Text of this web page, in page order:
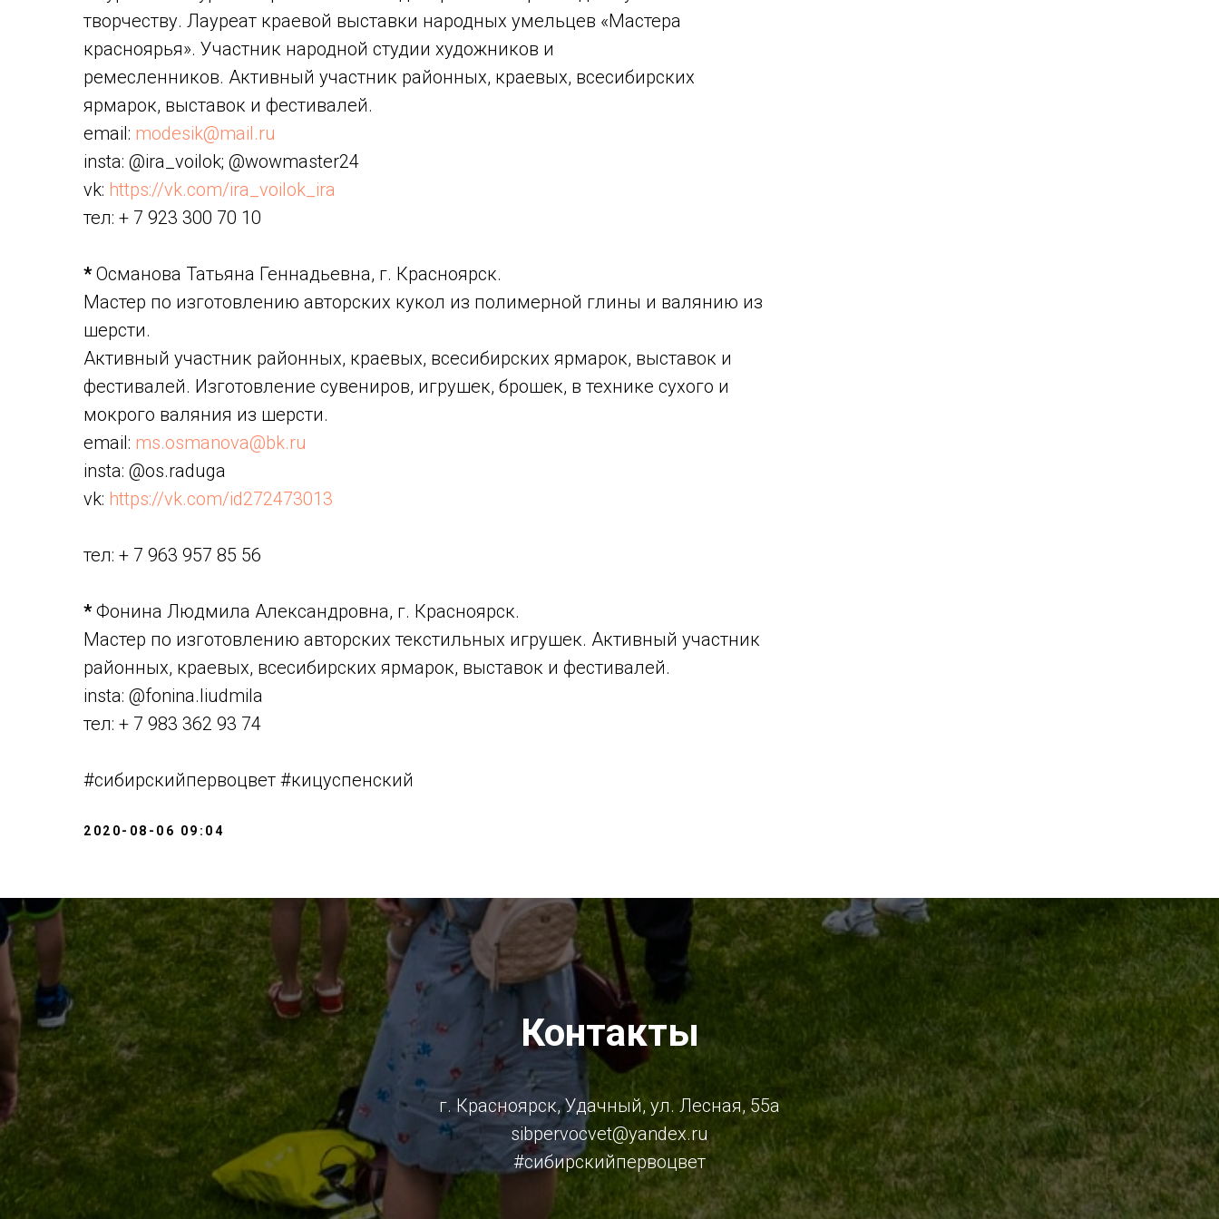
творчеству. Лауреат краевой выставки народных умельцев «Мастера
красноярья». Участник народной студии художников и
ремесленников. Активный участник районных, краевых, всесибирских
ярмарок, выставок и фестивалей.
email: modesik@mail.ru
insta: @ira_voilok; @wowmaster24
vk: https://vk.com/ira_voilok_ira
тел: + 7 923 300 70 10
*Османова Татьяна Геннадьевна, г. Красноярск.
Мастер по изготовлению авторских кукол из полимерной глины и валянию из
шерсти.
Активный участник районных, краевых, всесибирских ярмарок, выставок и
фестивалей. Изготовление сувениров, игрушек, брошек, в технике сухого и
мокрого валяния из шерсти.
email: ms.osmanova@bk.ru
insta: @os.raduga
vk: https://vk.com/id272473013
тел: + 7 963 957 85 56
*Фонина Людмила Александровна, г. Красноярск.
Мастер по изготовлению авторских текстильных игрушек. Активный участник
районных, краевых, всесибирских ярмарок, выставок и фестивалей.
insta: @fonina.liudmila
тел: + 7 983 362 93 74
#сибирскийпервоцвет #кицуспенский
2020-08-06 09:04
Контакты
г. Красноярск, Удачный, ул. Лесная, 55а
sibpervocvet@yandex.ru
#сибирскийпервоцвет